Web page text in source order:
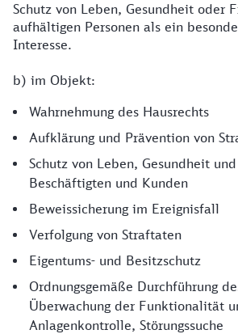
Schutz von Leben, Gesundheit oder
aufhältigen Personen als ein
Interesse.
b) im Objekt:
Wahrnehmung des Hausrechts
Aufklärung und Prävention von
Schutz von Leben, Gesundheit
Beschäftigten und Kunden
Beweissicherung im Ereignisfall
Verfolgung von Straftaten
Eigentums- und Besitzschutz
Ordnungsgemäße Durchführung
Überwachung der Funktionalität
Anlagenkontrolle, Störungssuche